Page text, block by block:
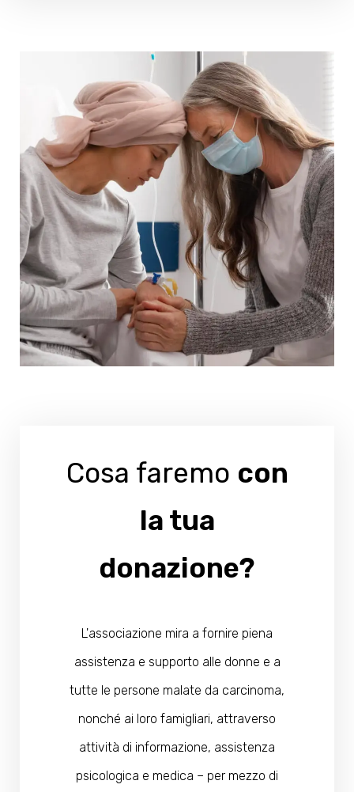
Cosa faremo con
la tua
donazione?
L'associazione mira a fornire piena
assistenza e supporto alle donne e a
tutte le persone malate da carcinoma,
nonché ai loro famigliari, attraverso
attività di informazione, assistenza
psicologica e medica – per mezzo di